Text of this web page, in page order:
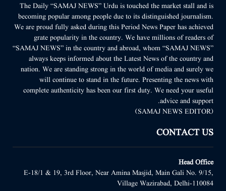
The Daily “SAMAJ NEWS” Urdu is touched the market stall and is
becoming popular among people due to its distinguished journalism.
We are proud fully asked during this Period News Paper has achieved
grate popularity in the country. We have millions of readers of
“SAMAJ NEWS” in the country and abroad, whom “SAMAJ NEWS”
always keeps informed about the Latest News of the country and
nation. We are standing strong in the world of media and surely we
will continue to stand in the future. Presenting the news with
complete authenticity has been our first duty. We need your useful
advice and support.
(SAMAJ NEWS EDITOR)
CONTACT US
Head Office
E-18/1 & 19, 3rd Floor, Near Amina Masjid, Main Gali No. 9/15,
Village Wazirabad, Delhi-110084